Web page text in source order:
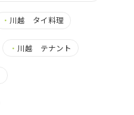
・ 川越 タイ料理
・ 川越 テナント